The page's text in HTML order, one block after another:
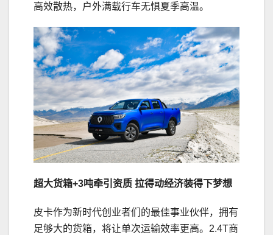
高效散热，户外满载行车无惧夏季高温。
超大货箱+3吨牵引资质 拉得动经济装得下梦想
皮卡作为新时代创业者们的最佳事业伙伴，拥有
足够大的货箱，将让单次运输效率更高。2.4T商